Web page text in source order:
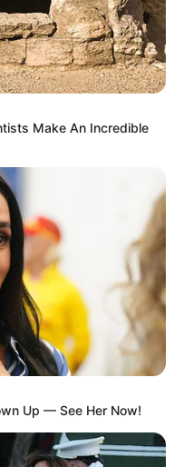
Make An Incredible
Up — See Her Now!